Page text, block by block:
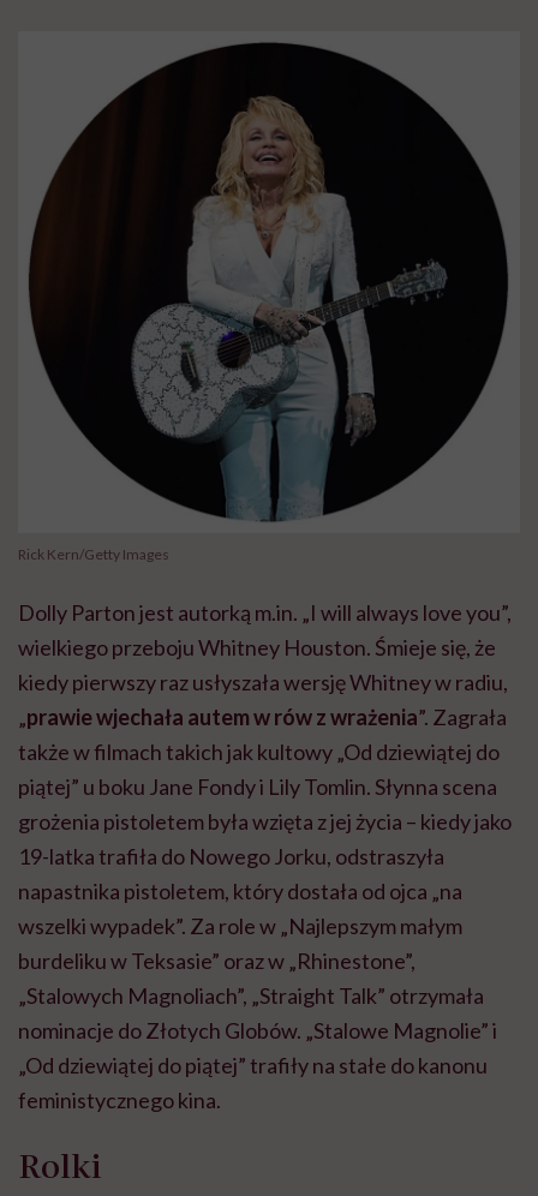
Rick Kern/Getty Images
Dolly Parton jest autorką m.in. „I will always love you”,
wielkiego przeboju Whitney Houston. Śmieje się, że
kiedy pierwszy raz usłyszała wersję Whitney w radiu,
„prawie wjechała autem w rów z wrażenia”. Zagrała
także w filmach takich jak kultowy „Od dziewiątej do
piątej” u boku Jane Fondy i Lily Tomlin. Słynna scena
grożenia pistoletem była wzięta z jej życia – kiedy jako
19-latka trafiła do Nowego Jorku, odstraszyła
napastnika pistoletem, który dostała od ojca „na
wszelki wypadek”. Za role w „Najlepszym małym
burdeliku w Teksasie” oraz w „Rhinestone”,
„Stalowych Magnoliach”, „Straight Talk” otrzymała
nominacje do Złotych Globów. „Stalowe Magnolie” i
„Od dziewiątej do piątej” trafiły na stałe do kanonu
feministycznego kina.
Rolki